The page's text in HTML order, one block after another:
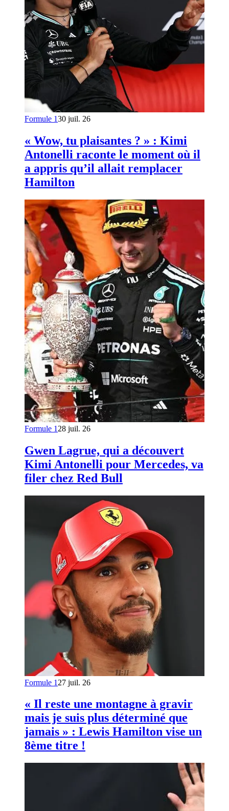
Formule 130 juil. 26
« Wow, tu plaisantes ? » : Kimi
Antonelli raconte le moment où il
a appris qu’il allait remplacer
Hamilton
Formule 1 28 juil. 26
Gwen Lagrue, qui a découvert
Kimi Antonelli pour Mercedes, va
filer chez Red Bull
Formule 1 27 juil. 26
« Il reste une montagne à gravir
mais je suis plus déterminé que
jamais » : Lewis Hamilton vise un
8ème titre !